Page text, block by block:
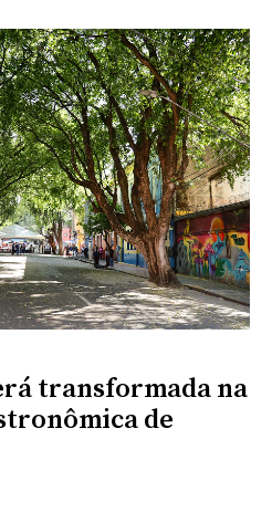
transformada na
de